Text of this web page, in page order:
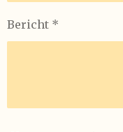
Bericht *